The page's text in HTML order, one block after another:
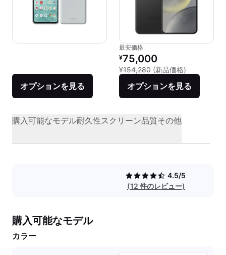
オプションを見る
最安価格
リファービッシュ品の価格：
¥75,000
¥154,280 (新品価格)
オプションを見る
購入可能なモデル耐久性スクリーン品質その他
4.5/5
(12 件のレビュー)
購入可能なモデル
カラー